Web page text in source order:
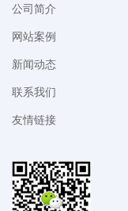
公司简介
网站案例
新闻动态
联系我们
友情链接